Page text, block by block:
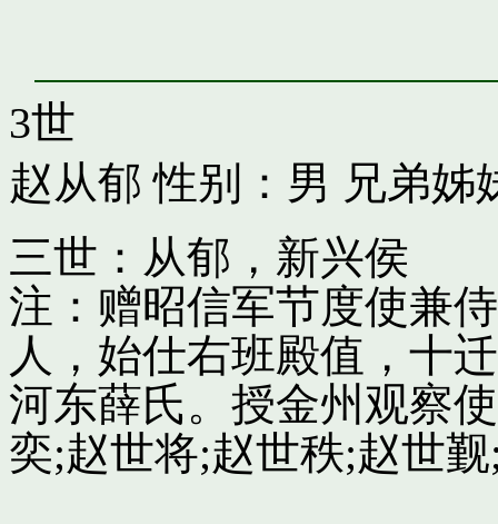
3世
赵从郁 性别：男 兄弟姊
三世：从郁，新兴侯
注：赠昭信军节度使兼
人，始仕右班殿值，十
河东薛氏。授金州观察
奕;赵世将;赵世秩;赵世